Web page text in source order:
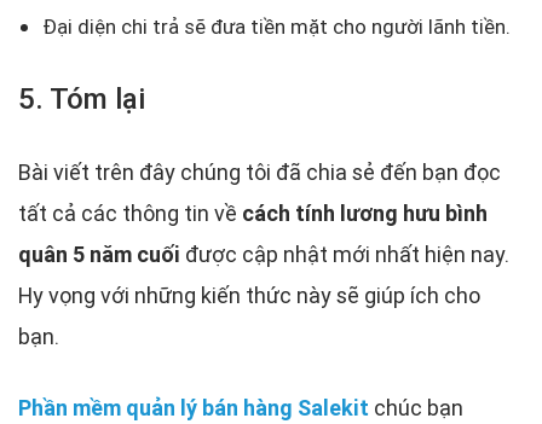
Đại diện chi trả sẽ đưa tiền mặt cho người lãnh tiền.
5. Tóm lại
Bài viết trên đây chúng tôi đã chia sẻ đến bạn đọc
tất cả các thông tin về cách tính lương hưu bình
quân 5 năm cuối được cập nhật mới nhất hiện nay.
Hy vọng với những kiến thức này sẽ giúp ích cho
bạn.
Phần mềm quản lý bán hàng Salekit chúc bạn